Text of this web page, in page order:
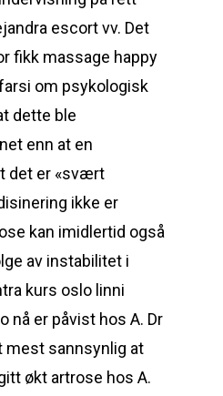
escort vv. Det
fikk massage happy
om psykologisk
dette ble
enn at en
det er «svært
ikke er
kan imidlertid også
av instabilitet i
kurs oslo linni
nå er påvist hos A. Dr
mest sannsynlig at
økt artrose hos A.